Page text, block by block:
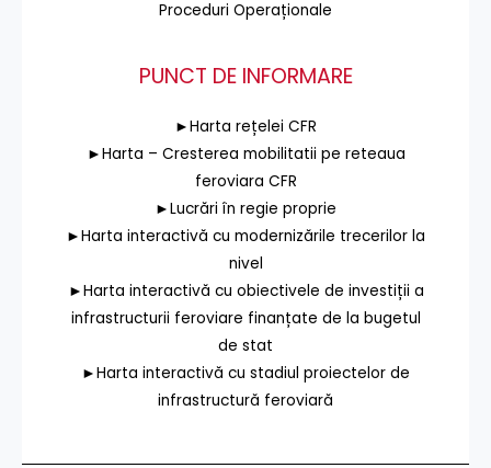
Proceduri Operaționale
PUNCT DE INFORMARE
►Harta rețelei CFR
►Harta – Cresterea mobilitatii pe reteaua
feroviara CFR
►Lucrări în regie proprie
►Harta interactivă cu modernizările trecerilor la
nivel
►Harta interactivă cu obiectivele de investiții a
infrastructurii feroviare finanțate de la bugetul
de stat
►Harta interactivă cu stadiul proiectelor de
infrastructură feroviară